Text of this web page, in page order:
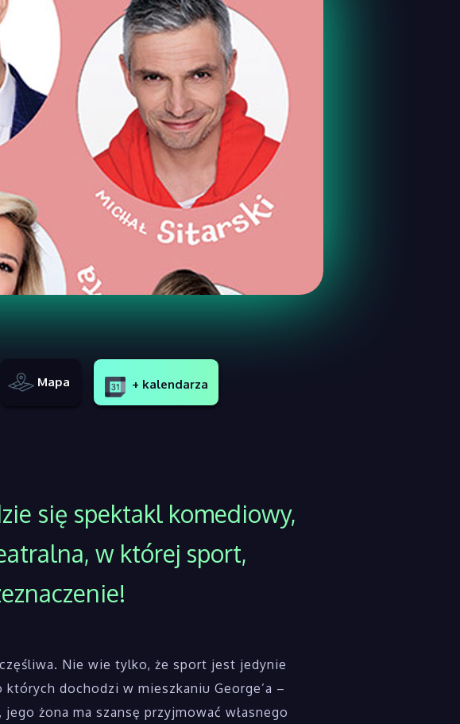
Mapa + kalendarza
się spektakl komediowy,
w której sport,
Nie wie tylko, że sport jest jedynie
dochodzi w mieszkaniu George’a –
żona ma szansę przyjmować własnego